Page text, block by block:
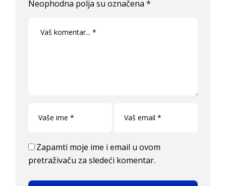
Neophodna polja su označena*
Zapamti moje ime i email u ovom
pretraživaču za sledeći komentar.